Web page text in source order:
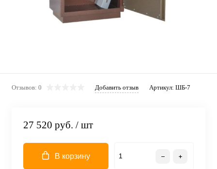
Отзывов: 0 Добавить отзыв Артикул: ШБ-7
27 520 руб. / шт
В корзину